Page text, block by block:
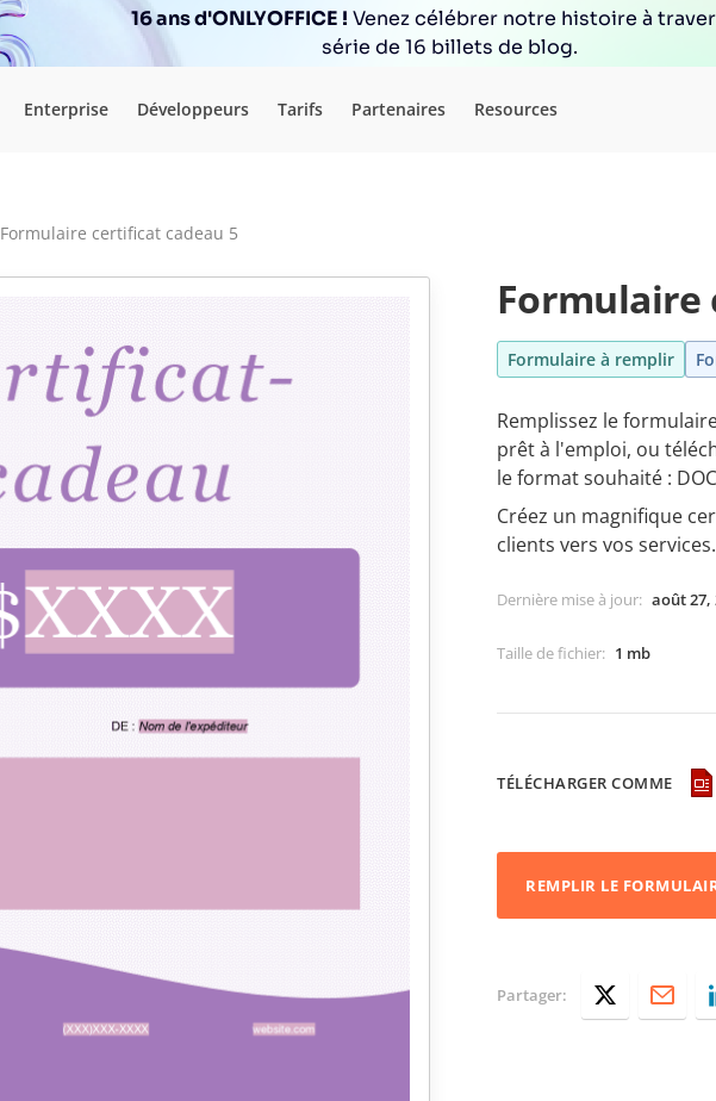
16 ans d'ONLYOFFICE ! Venez célébrer notre histoire à
série de 16 billets de blog.
Enterprise Développeurs Tarifs Partenaires Resources
Formulaire certificat cadeau 5
Formulaire
Formulaire à remplir
Remplissez le
prêt à l'emploi, ou
le format souhaité :
Créez un magnifique
clients vers vos services.
Dernière mise à jour: août 27,
Taille de fichier: 1 mb
TÉLÉCHARGER COMME
REMPLIR LE
Partager: